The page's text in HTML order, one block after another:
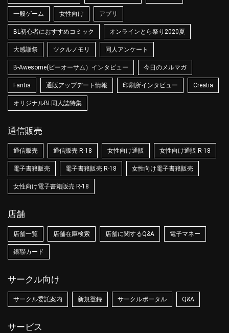
一般ゲーム 女性向け アプリ
BL初心者におすすめコミック オンラインとら祭り2020夏
大感謝祭 ツクルノモリ 同人アンケート
B-Awesome(ビーオーサム）インタビュー 今日のメルマガ
Fantia 通販アップデート情報 印刷所インタビュー Creatia
オリジナルBL同人誌特集
通信販売
通信販売 通信販売 R-18 女性向け通販 女性向け通販 R-18
電子書籍販売 電子書籍販売 R-18 女性向け電子書籍販売
女性向け電子書籍販売 R-18
店舗
店舗一覧 店舗在庫検索 店舗に関するQ&A 電子マネー
銀聯カード
サークル向け
サークル委託案内 新規登録 サークルポータル Q&A
サービス